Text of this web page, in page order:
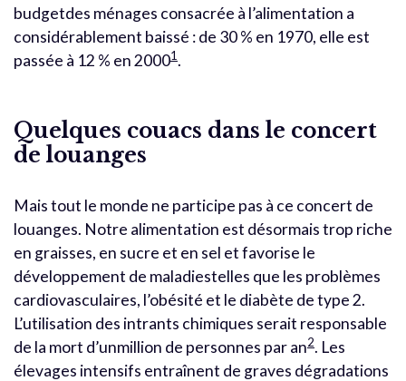
budgetdes ménages consacrée à l’alimentation a
considérablement baissé : de 30 % en 1970, elle est
passée à 12 % en 20001.
Quelques couacs dans le concert
de louanges
Mais tout le monde ne participe pas à ce concert de
louanges. Notre alimentation est désormais trop riche
en graisses, en sucre et en sel et favorise le
développement de maladiestelles que les problèmes
cardiovasculaires, l’obésité et le diabète de type 2.
L’utilisation des intrants chimiques serait responsable
de la mort d’unmillion de personnes par an2. Les
élevages intensifs entraînent de graves dégradations